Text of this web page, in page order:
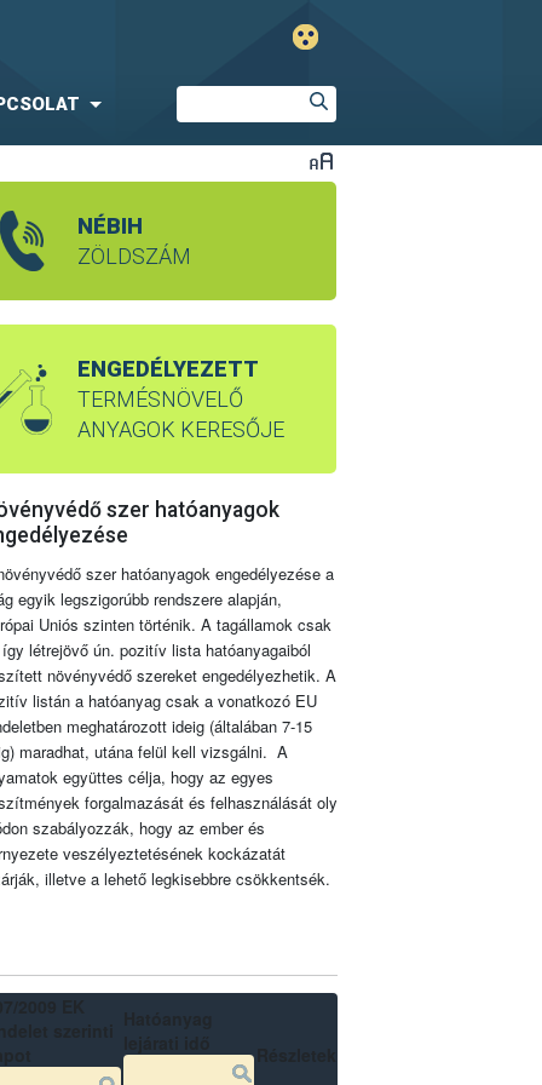
NÉBIH
ZÖLDSZÁM
ENGEDÉLYEZETT
TERMÉSNÖVELŐ
ANYAGOK KERESŐJE
szer hatóanyagok
szer hatóanyagok engedélyezése a
egyik legszigorúbb rendszere alapján,
Uniós szinten történik. A tagállamok csak
létrejövő ún. pozitív lista hatóanyagaiból
növényvédő szereket engedélyezhetik. A
listán a hatóanyag csak a vonatkozó EU
meghatározott ideig (általában 7-15
maradhat, utána felül kell vizsgálni. A
együttes célja, hogy az egyes
forgalmazását és felhasználását oly
szabályozzák, hogy az ember és
veszélyeztetésének kockázatát
illetve a lehető legkisebbre csökkentsék.